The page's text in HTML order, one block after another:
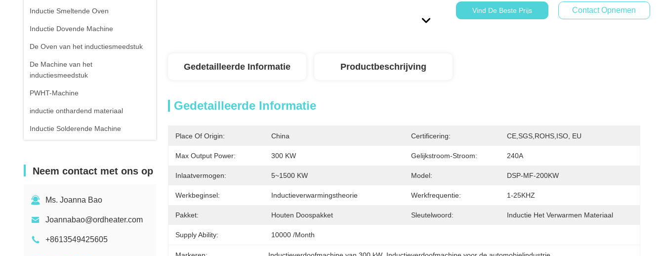
Inductie Smeltende Oven
Inductie Dovende Machine
De Oven van het inductiesmeedstuk
De Machine van het
inductiesmeedstuk
PWHT-Machine
inductie onthardend materiaal
Inductie Solderende Machine
inductiewarmtebehandeling
Neem contact met ons op
Ms. Joanna Bao
Joannabao@ordheater.com
+8613549425605
Vind De Beste Prijs Contact Opnemen
Gedetailleerde Informatie Productbeschrijving
Gedetailleerde Informatie
Place Of Origin: China Certificering: CE,SGS,ROHS,ISO, EU
Max Output Power: 300 KW Gelijkstroom-Stroom: 240A
Inlaatvermogen: 5~1500 KW Model: DSP-MF-200KW
Werkbeginsel: Inductieverwarmingstheorie Werkfrequentie: 1-25KHZ
Pakket: Houten Doospakket Sleutelwoord: Inductie Het Verwarmen Materiaal
Supply Ability: 10000 /month